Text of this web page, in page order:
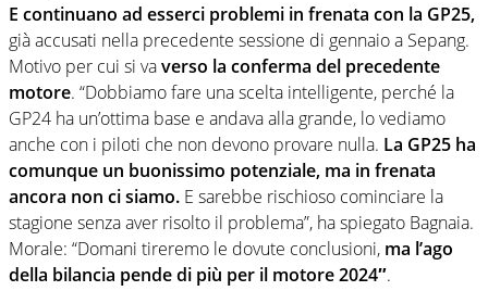
E continuano ad esserci problemi in frenata con la GP25,
già accusati nella precedente sessione di gennaio a Sepang.
Motivo per cui si vaverso la conferma del precedente
motore. “Dobbiamo fare una scelta intelligente, perché la
GP24 ha un’ottima base e andava alla grande, lo vediamo
anche con i piloti che non devono provare nulla. La GP25 ha
comunque un buonissimo potenziale, ma in frenata
ancora non ci siamo. E sarebbe rischioso cominciare la
stagione senza aver risolto il problema”, ha spiegato Bagnaia.
Morale: “Domani tireremo le dovute conclusioni, ma l’ago
della bilancia pende di più per il motore 2024″.